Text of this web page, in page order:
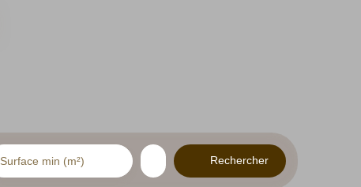
Surface min (m²) Rechercher